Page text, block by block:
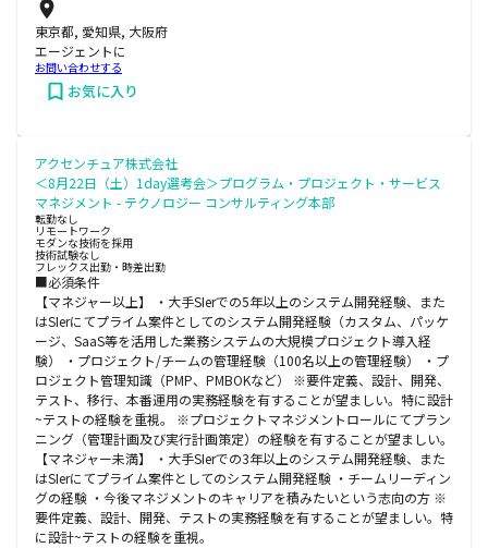
東京都, 愛知県, 大阪府
エージェントに
お問い合わせする
お気に入り
アクセンチュア株式会社
＜8月22日（土）1day選考会＞プログラム・プロジェクト・サービス
マネジメント - テクノロジー コンサルティング本部
転勤なし
リモートワーク
モダンな技術を採用
技術試験なし
フレックス出勤・時差出勤
■必須条件
【マネジャー以上】 ・大手SIerでの5年以上のシステム開発経験、また
はSIerにてプライム案件としてのシステム開発経験（カスタム、パッケ
ージ、SaaS等を活用した業務システムの大規模プロジェクト導入経
験） ・プロジェクト/チームの管理経験（100名以上の管理経験） ・プ
ロジェクト管理知識（PMP、PMBOKなど） ※要件定義、設計、開発、
テスト、移行、本番運用の実務経験を有することが望ましい。特に設計
~テストの経験を重視。 ※プロジェクトマネジメントロールにてプラン
ニング（管理計画及び実行計画策定）の経験を有することが望ましい。
【マネジャー未満】 ・大手SIerでの3年以上のシステム開発経験、また
はSIerにてプライム案件としてのシステム開発経験 ・チームリーディン
グの経験 ・今後マネジメントのキャリアを積みたいという志向の方 ※
要件定義、設計、開発、テストの実務経験を有することが望ましい。特
に設計~テストの経験を重視。